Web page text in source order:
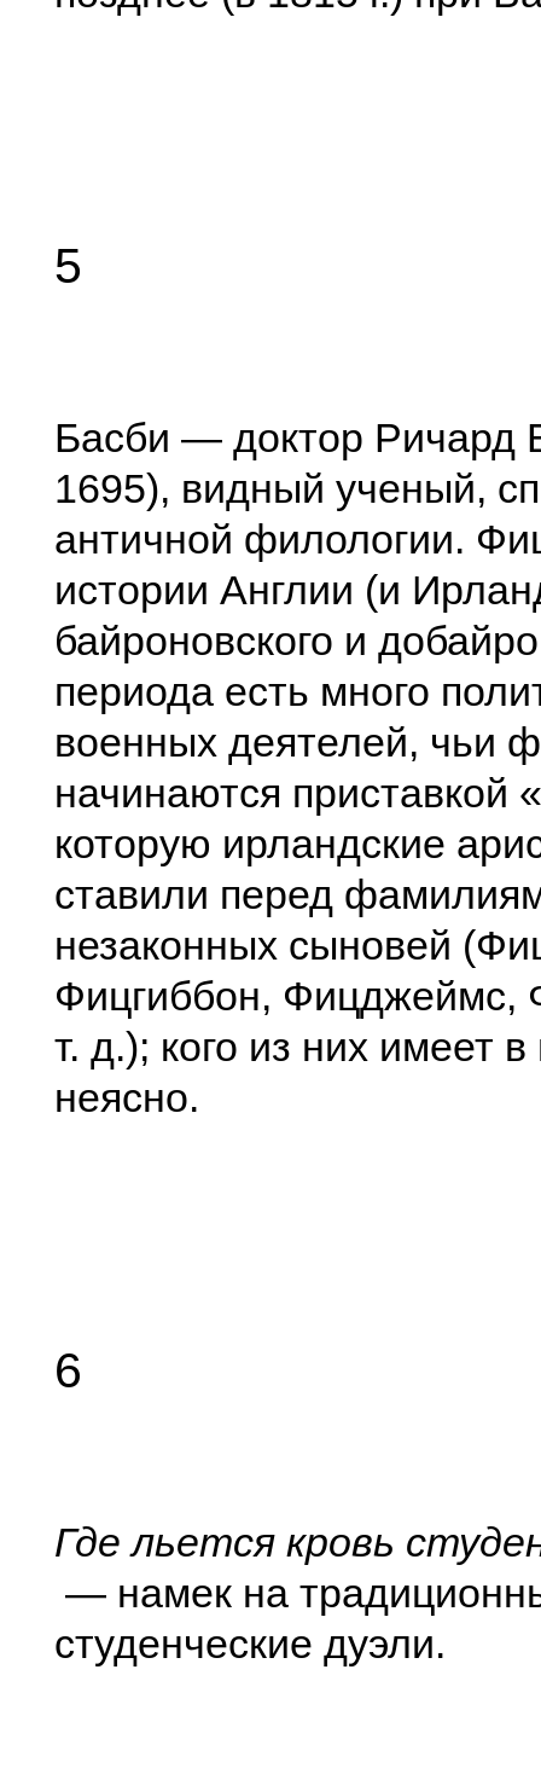
5
Басби — доктор Ричард
1695), видный ученый,
античной филологии.
истории Англии (и
байроновского и
периода есть много
военных деятелей, чьи
начинаются приставкой
которую ирландские
ставили перед
незаконных сыновей
Фицгиббон, Фицджеймс,
т. д.); кого из них имеет
неясно.
6
Где льется кровь
— намек на
студенческие дуэли.